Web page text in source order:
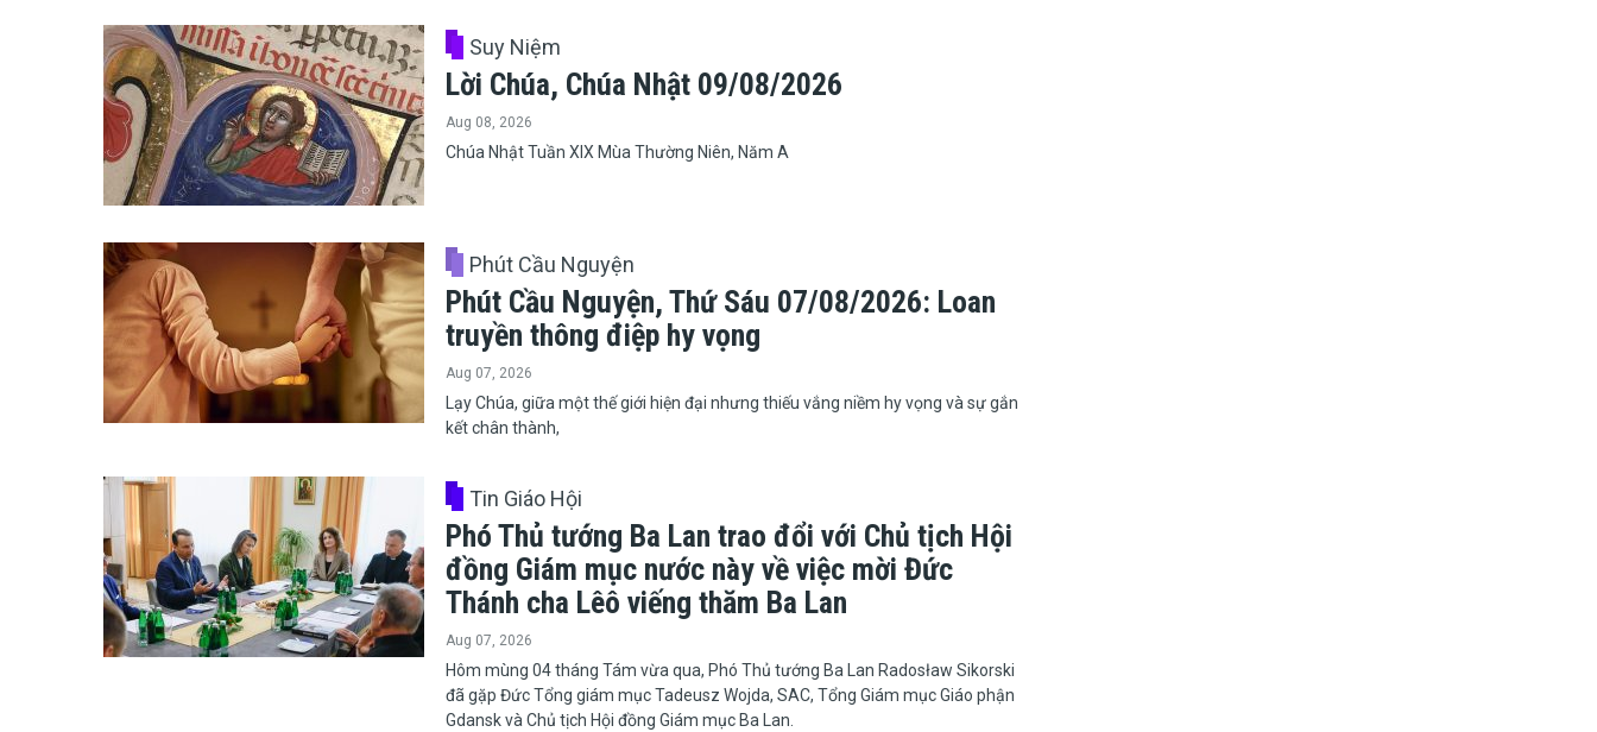
Suy Niệm
Lời Chúa, Chúa Nhật 09/08/2026
Aug 08, 2026
Chúa Nhật Tuần XIX Mùa Thường Niên, Năm A
Phút Cầu Nguyện
Phút Cầu Nguyện, Thứ Sáu 07/08/2026: Loan
truyền thông điệp hy vọng
Aug 07, 2026
Lạy Chúa, giữa một thế giới hiện đại nhưng thiếu vắng niềm hy vọng và sự gắn
kết chân thành,
Tin Giáo Hội
Phó Thủ tướng Ba Lan trao đổi với Chủ tịch Hội
đồng Giám mục nước này về việc mời Đức
Thánh cha Lêô viếng thăm Ba Lan
Aug 07, 2026
​​​​​​​Hôm mùng 04 tháng Tám vừa qua, Phó Thủ tướng Ba Lan Radosław Sikorski
đã gặp Đức Tổng giám mục Tadeusz Wojda, SAC, Tổng Giám mục Giáo phận
Gdansk và Chủ tịch Hội đồng Giám mục Ba Lan.